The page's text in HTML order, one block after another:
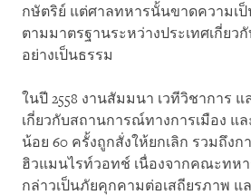
กษัตริย์ แต่ศาลทหารนั้นขาดความเ
ตามมาตรฐานระหว่างประเทศเกี่ย
อย่างเป็นธรรม
ในปี 2558 งานสัมมนา เวทีวิชาการ
เกี่ยวกับสถานการณ์ทางการเมือง แ
น้อย 60 ครั้งถูกสั่งให้ยกเลิก รวมถึงก
ฮิวแมนไรท์วอทช์ เนื่องจากคณะทหา
กล่าวเป็นภัยคุกคามต่อเสถียรภาพ แ